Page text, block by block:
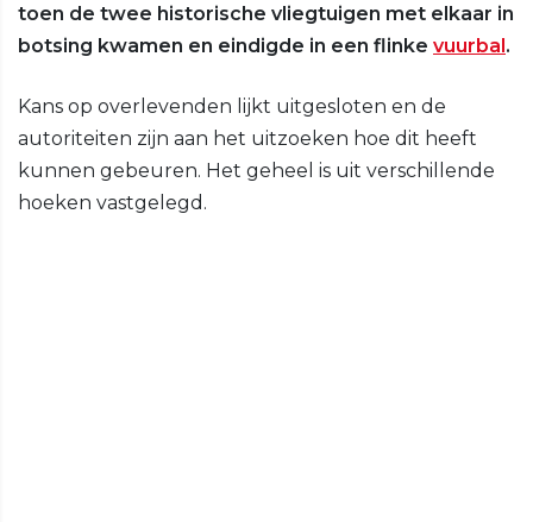
toen de twee historische vliegtuigen met elkaar in
botsing kwamen en eindigde in een flinke vuurbal.
Kans op overlevenden lijkt uitgesloten en de
autoriteiten zijn aan het uitzoeken hoe dit heeft
kunnen gebeuren. Het geheel is uit verschillende
hoeken vastgelegd.